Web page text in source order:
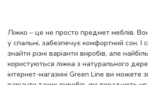
243x166x108
243x166x85
243x186x108
Ліжко – це не просто предмет меблів.
у спальні, забезпечує комфортний сон. І
знайти різні варіанти виробів, але
користуються ліжка з натурального
інтернет-магазині Green Line ви можете